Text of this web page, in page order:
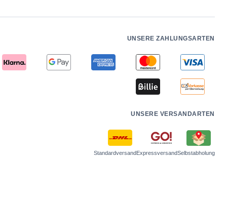
UNSERE ZAHLUNGSARTEN
UNSERE VERSANDARTEN
StandardversandExpressversandSelbstabholung